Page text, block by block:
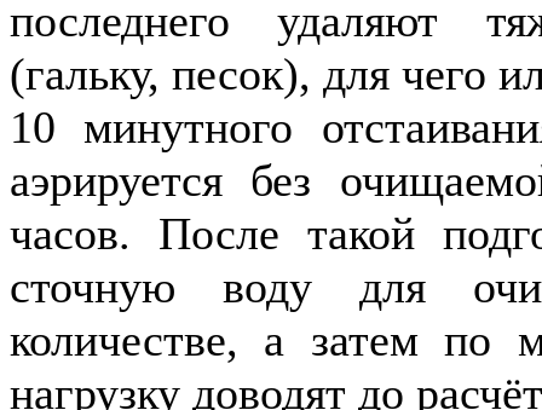
последнего удаляют
(гальку, песок), для чего
10 минутного
аэрируется без
часов. После такой
сточную воду для
количестве, а затем по
нагрузку доводят до